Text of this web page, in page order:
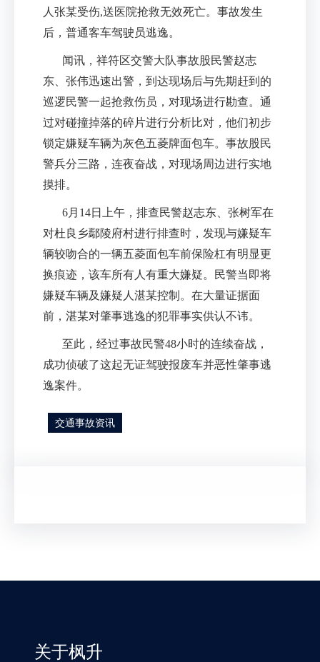
人张某受伤,送医院抢救无效死亡。事故发生
后，普通客车驾驶员逃逸。
闻讯，祥符区交警大队事故股民警赵志
东、张伟迅速出警，到达现场后与先期赶到的
巡逻民警一起抢救伤员，对现场进行勘查。通
过对碰撞掉落的碎片进行分析比对，他们初步
锁定嫌疑车辆为灰色五菱牌面包车。事故股民
警兵分三路，连夜奋战，对现场周边进行实地
摸排。
6月 14日上午，排查民警赵志东、张树军在
对杜良乡鄢陵府村进行排查时，发现与嫌疑车
辆较吻合的一辆五菱面包车前保险杠有明显更
换痕迹，该车所有人有重大嫌疑。民警当即将
嫌疑车辆及嫌疑人湛某控制。在大量证据面
前，湛某对肇事逃逸的犯罪事实供认不讳。
至此，经过事故民警48小时的连续奋战，
成功侦破了这起无证驾驶报废车并恶性肇事逃
逸案件。
交通事故资讯
关于枫升